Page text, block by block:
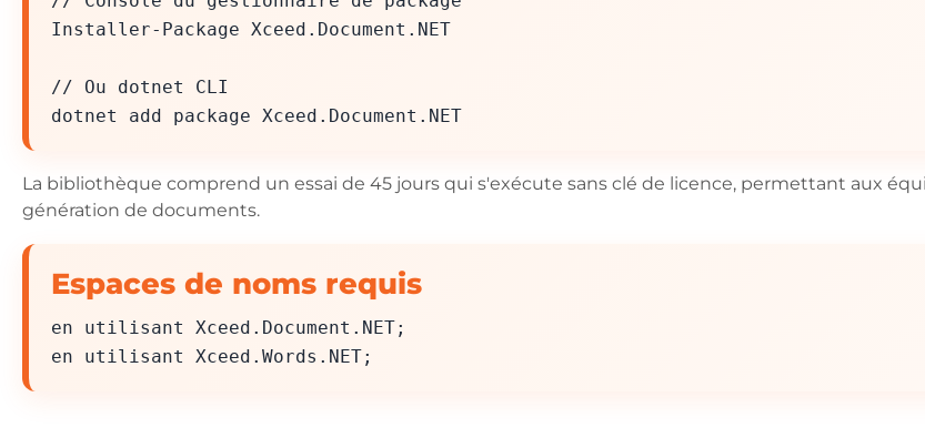
Installer-Package Xceed.Document.NET
// Ou dotnet CLI
dotnet add package Xceed.Document.NET
La bibliothèque comprend un essai de 45 jours qui s'exécute sans clé de licence, permettant aux
génération de documents.
Espaces de noms requis
en utilisant Xceed.Document.NET;
en utilisant Xceed.Words.NET;